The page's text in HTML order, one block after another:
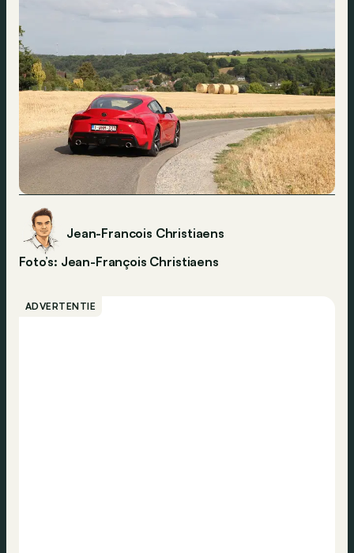
Jean-Francois Christiaens
Foto’s: Jean-François Christiaens
ADVERTENTIE